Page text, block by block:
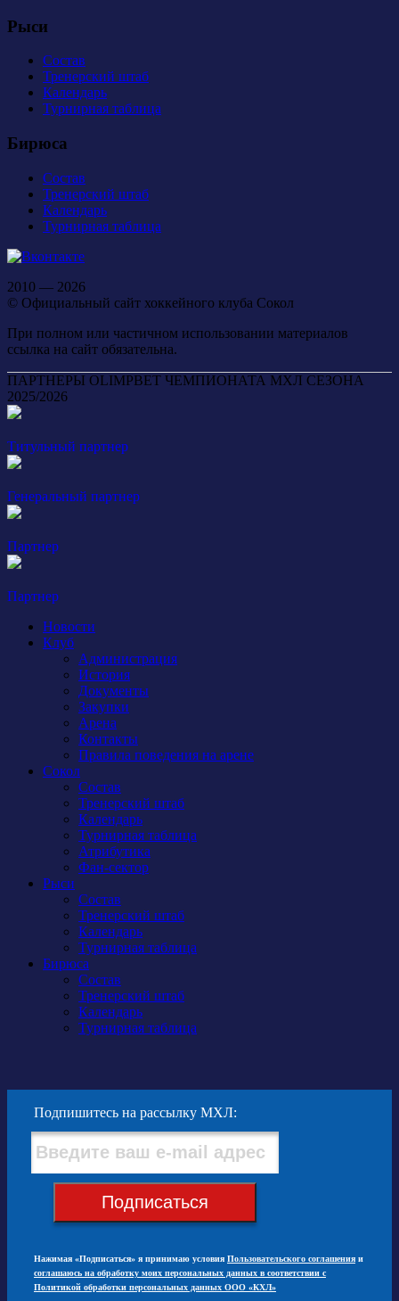
Рыси
Состав
Тренерский штаб
Календарь
Турнирная таблица
Бирюса
Состав
Тренерский штаб
Календарь
Турнирная таблица
2010 — 2026
© Официальный сайт хоккейного клуба Сокол
При полном или частичном использовании материалов
ссылка на сайт обязательна.
ПАРТНЕРЫ OLIMPBET ЧЕМПИОНАТА МХЛ СЕЗОНА
2025/2026
Титульный партнер
Генеральный партнер
Партнер
Партнер
Новости
Клуб
Администрация
История
Документы
Закупки
Арена
Контакты
Правила поведения на арене
Сокол
Состав
Тренерский штаб
Календарь
Турнирная таблица
Атрибутика
Фан-сектор
Рыси
Состав
Тренерский штаб
Календарь
Турнирная таблица
Бирюса
Состав
Тренерский штаб
Календарь
Турнирная таблица
Подпишитесь на рассылку МХЛ:
Подписаться
Нажимая «Подписаться» я принимаю условия Пользовательского соглашения и
соглашаюсь на обработку моих персональных данных в соответствии с
Политикой обработки персональных данных ООО «КХЛ»